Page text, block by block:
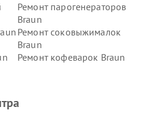
Ремонт парогенераторов
Braun
Ремонт соковыжималок
Braun
Ремонт кофеварок Braun